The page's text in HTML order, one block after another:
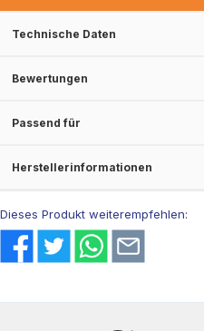
Technische Daten
Bewertungen
Passend für
Herstellerinformationen
Dieses Produkt weiterempfehlen: